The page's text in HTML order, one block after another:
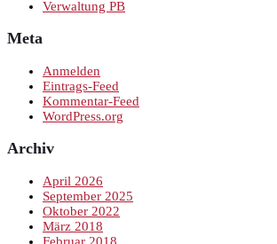
Verwaltung PB
Meta
Anmelden
Eintrags-Feed
Kommentar-Feed
WordPress.org
Archiv
April 2026
September 2025
Oktober 2022
März 2018